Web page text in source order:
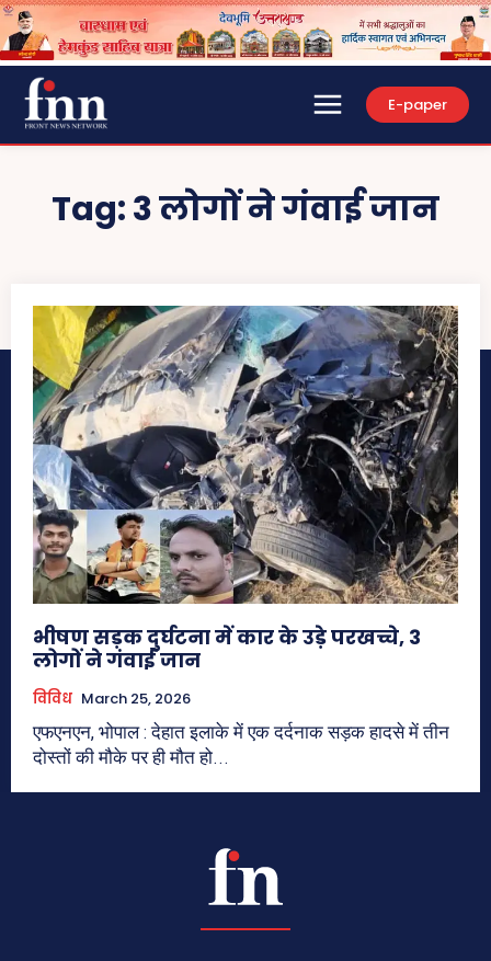
E-paper
Tag:3 लोगों ने गंवाई जान
भीषण सड़क दुर्घटना में कार के उड़े परखच्चे, 3
लोगों ने गंवाई जान
विविध March 25, 2026
एफएनएन, भोपाल : देहात इलाके में एक दर्दनाक सड़क हादसे में तीन
दोस्तों की मौके पर ही मौत हो...